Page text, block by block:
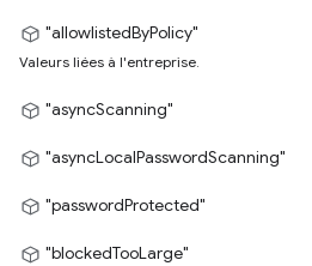
"allowlistedByPolicy"
Valeurs liées à l'entreprise.
"asyncScanning"
"asyncLocalPasswordScanning"
"passwordProtected"
"blockedTooLarge"